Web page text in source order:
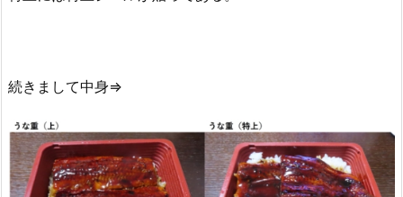
続きまして中身⇒